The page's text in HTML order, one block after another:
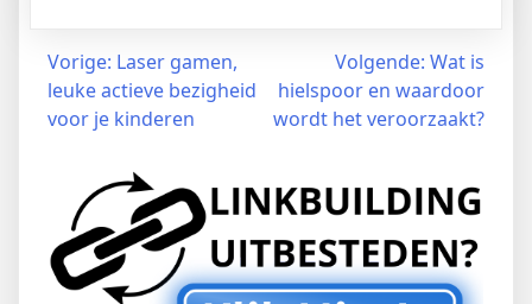
Bericht
navigatie
Vorige: Laser gamen,
leuke actieve bezigheid
voor je kinderen
Volgende: Wat is
hielspoor en waardoor
wordt het veroorzaakt?